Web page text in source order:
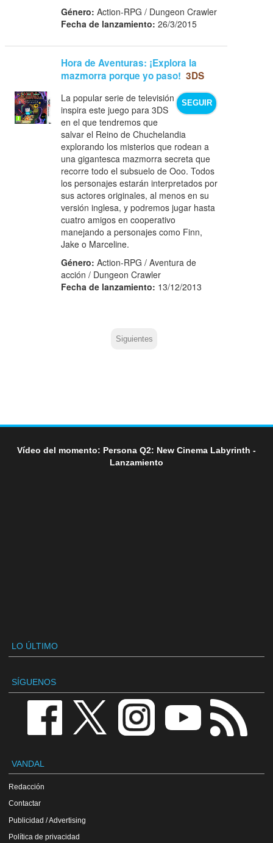
Género: Action-RPG / Dungeon Crawler
Fecha de lanzamiento: 26/3/2015
Hora de Aventuras: ¡Explora la
mazmorra porque yo paso! 3DS
SEGUIR
La popular serie de televisión
inspira este juego para 3DS
en el que tendremos que
salvar el Reino de Chuchelandia
explorando los misterios que rodean a
una gigantesca mazmorra secreta que
recorre todo el subsuelo de Ooo. Todos
los personajes estarán interpretados por
sus actores originales, al menos en su
versión inglesa, y podremos jugar hasta
cuatro amigos en cooperativo
manejando a personajes como Finn,
Jake o Marceline.
Género: Action-RPG / Aventura de
acción / Dungeon Crawler
Fecha de lanzamiento: 13/12/2013
Siguientes
Vídeo del momento: Persona Q2: New Cinema Labyrinth -
Lanzamiento
LO ÚLTIMO
SÍGUENOS
VANDAL
Redacción
Contactar
Publicidad / Advertising
Política de privacidad